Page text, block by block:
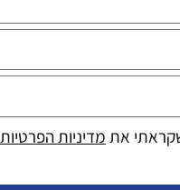
את מדיניות הפרטיות